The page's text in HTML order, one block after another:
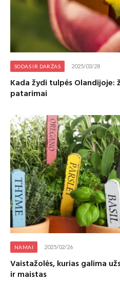
SODAS IR DARŽAS 2025/03/28
Kada žydi tulpės Olandijoje:
patarimai
NAMAI 2025/02/26
Vaistažolės, kurias galima
ir maistas